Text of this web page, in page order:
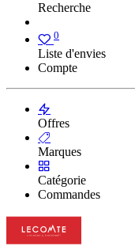
Recherche
0
Liste d'envies
Compte
Offres
Marques
Catégorie
Commandes